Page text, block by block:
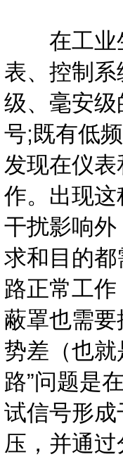
在工业生
表、控制
级、毫安
号;既有低
发现在仪
作。出现
干扰影响
求和目的
路正常工
蔽罩也需
势差（也就
路”问题是
试信号形
压，并通